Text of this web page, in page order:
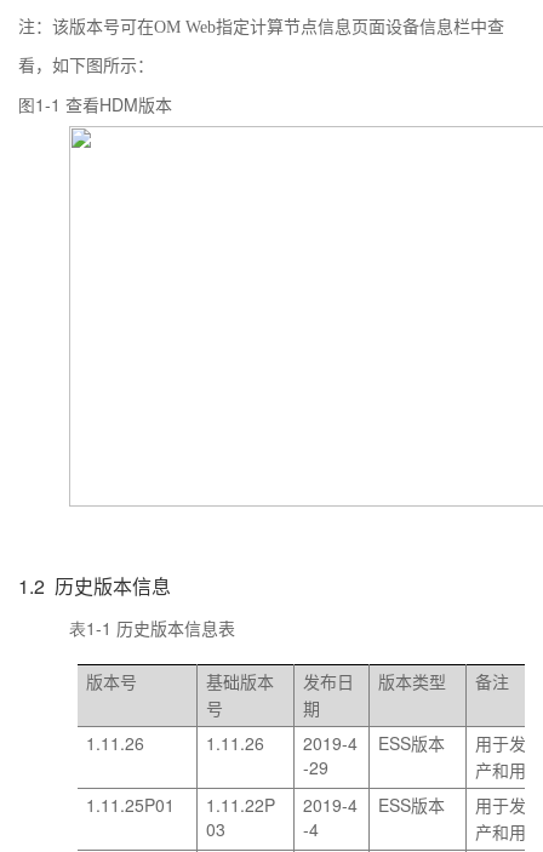
注：该版本号可在OM Web指定计算节点信息页面设备信息栏中查
看，如下图所示：
图1-1 查看HDM版本
1.2 历史版本信息
表1-1 历史版本信息表
版本号
基础版本
号
发布日
期
版本类型 备注
1.11.26 1.11.26
2019-4
-29
ESS版本
用于发
产和用服
1.11.25P01
1.11.22P
03
2019-4
-4
ESS版本
用于发
产和用服